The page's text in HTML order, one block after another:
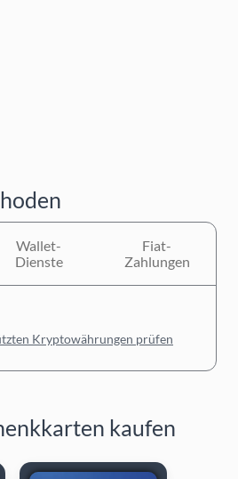
Wallet-
Dienste
Fiat-
Zahlungen
Kryptowährungen prüfen
kaufen